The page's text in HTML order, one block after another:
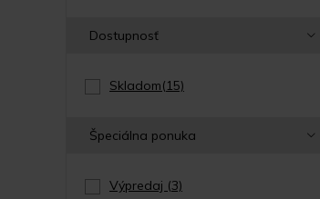
Dostupnosť
Skladom(15)
Špeciálna ponuka
Výpredaj (3)